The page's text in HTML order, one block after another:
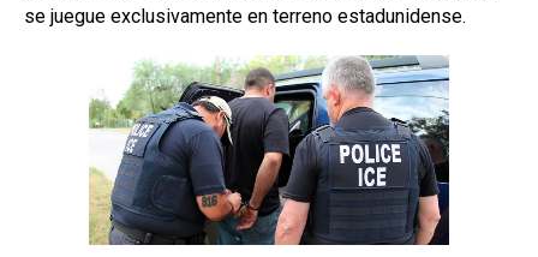
se juegue exclusivamente en terreno estadunidense.